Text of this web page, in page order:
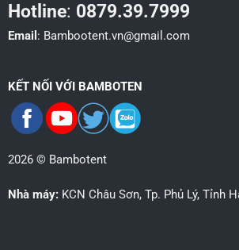
Hotline: 0879.39.7999
Email : Bambootent.vn@gmail.com
KẾT NỐI VỚI BAMBOTEN
2026 © Bambotent
Nhà máy:KCN Châu Sơn, Tp. Phủ Lý, Tỉnh